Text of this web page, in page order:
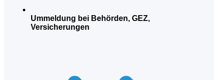
Ummeldung bei Behörden, GEZ,
Versicherungen